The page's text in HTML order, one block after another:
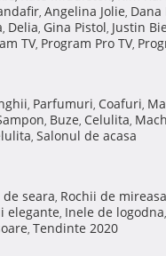
, Angelina Jolie, Dana
, Delia, Gina Pistol, Justin
TV, Program Pro TV,
, Parfumuri, Coafuri,
, Buze, Celulita,
, Salonul de acasa
de seara, Rochii de mireasa
elegante, Inele de logodna,
, Tendinte 2020